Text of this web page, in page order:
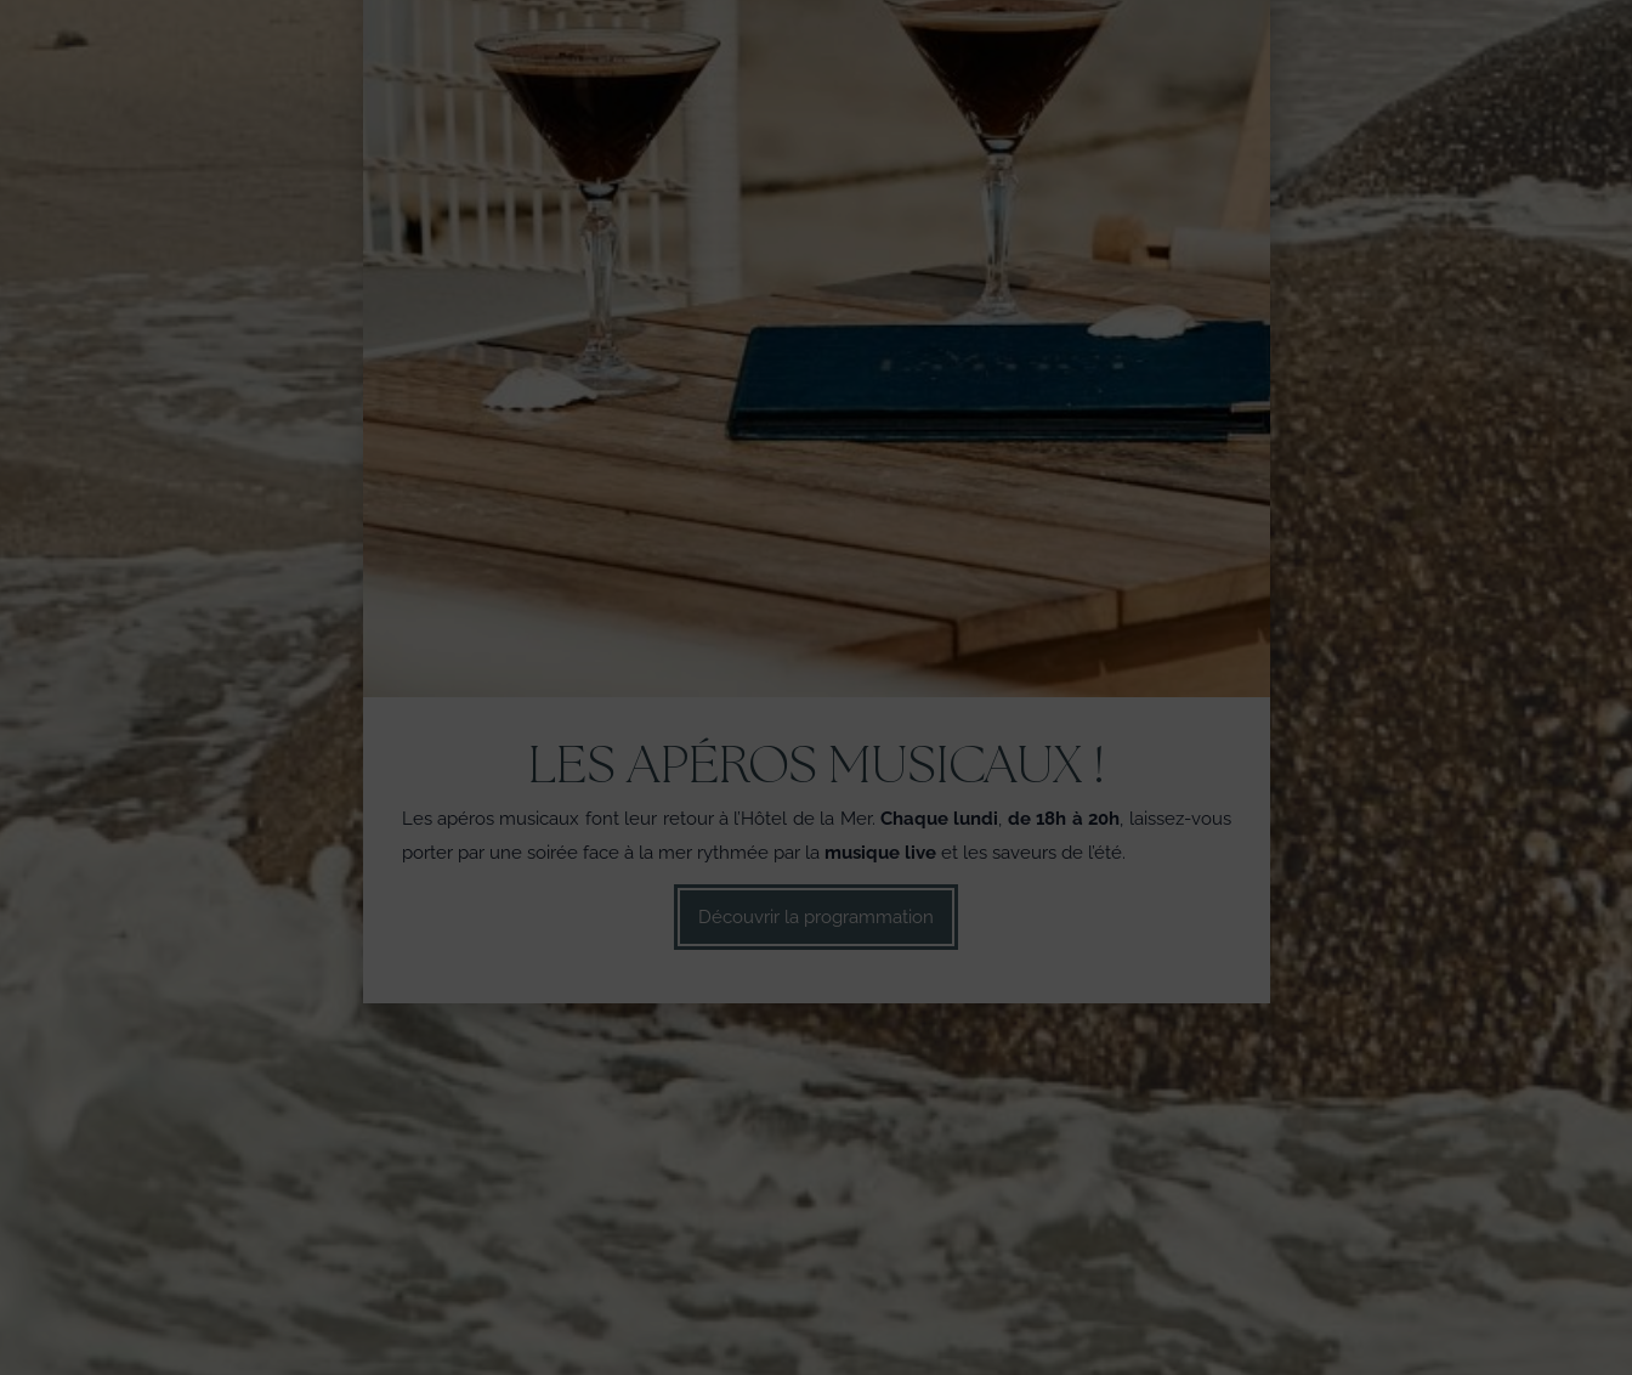
LES APÉROS MUSICAUX​ !
Les apéros musicaux font leur retour à l’Hôtel de la Mer.Chaque lundi, de 18h à 20h, laissez-vous
porter par une soirée face à la mer rythmée par la musique liveet les saveurs de l’été.
Découvrir la programmation